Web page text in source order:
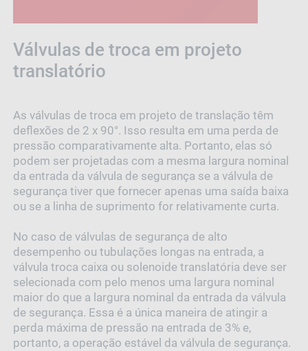
Válvulas de troca em projeto
translatório
As válvulas de troca em projeto de translação têm
deflexões de 2 x 90°. Isso resulta em uma perda de
pressão comparativamente alta. Portanto, elas só
podem ser projetadas com a mesma largura nominal
da entrada da válvula de segurança se a válvula de
segurança tiver que fornecer apenas uma saída baixa
ou se a linha de suprimento for relativamente curta.
No caso de válvulas de segurança de alto
desempenho ou tubulações longas na entrada, a
válvula troca caixa ou solenoide translatória deve ser
selecionada com pelo menos uma largura nominal
maior do que a largura nominal da entrada da válvula
de segurança. Essa é a única maneira de atingir a
perda máxima de pressão na entrada de 3% e,
portanto, a operação estável da válvula de segurança.